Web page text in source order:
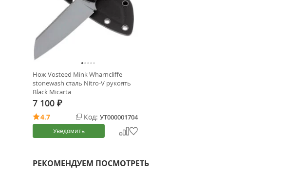
Нож Vosteed Mink Wharncliffe
stonewash сталь Nitro-V рукоять
Black Micarta
7 100 ₽
4.7 Код: УТ000001704
Уведомить
РЕКОМЕНДУЕМ ПОСМОТРЕТЬ